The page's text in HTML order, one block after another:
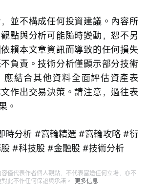
並不構成任何投資建議。內容所
點與分析可能隨時變動，恕不另
賴本文章資訊而導致的任何損失
負責。技術分析僅顯示部分技術
應結合其他資料全面評估資產表
作出交易決策。請注意，過往表
。
時分析 #窩輪精選 #窩輪攻略 #衍
#科技股 #金融股 #技術分析
僅代表作者個人觀點，不代表富途任何立場，亦不
此不作任何保證與承諾。
更多信息